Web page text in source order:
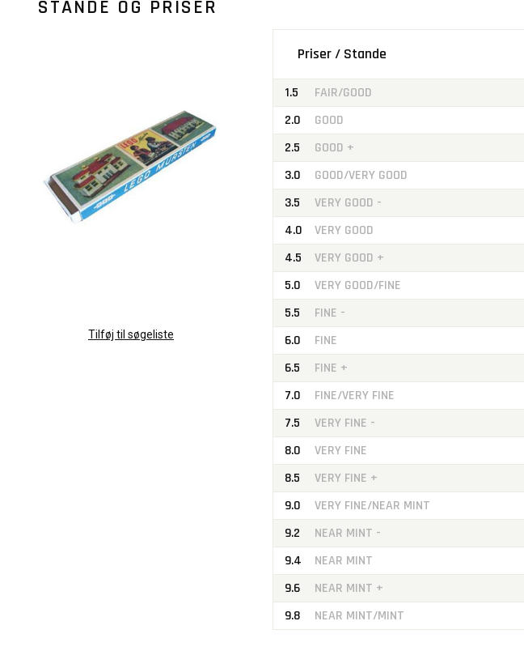
STANDE OG PRISER
Tilføj til søgeliste
Priser / Stande
1.5 FAIR/GOOD
2.0
GOOD
2.5
GOOD +
3.0
GOOD/VERY GOOD
3.5
VERY GOOD -
4.0
VERY GOOD
4.5
VERY GOOD +
5.0
VERY GOOD/FINE
5.5
FINE -
6.0
FINE
6.5
FINE +
7.0
FINE/VERY FINE
7.5
VERY FINE -
8.0
VERY FINE
8.5
VERY FINE +
9.0
VERY FINE/NEAR MINT
9.2
NEAR MINT -
9.4
NEAR MINT
9.6
NEAR MINT +
9.8
NEAR MINT/MINT